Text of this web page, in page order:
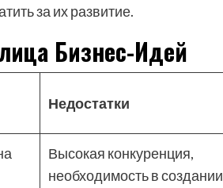
за их развитие.
Бизнес-Идей
Недостатки
Высокая конкуренция,
необходимость в создании